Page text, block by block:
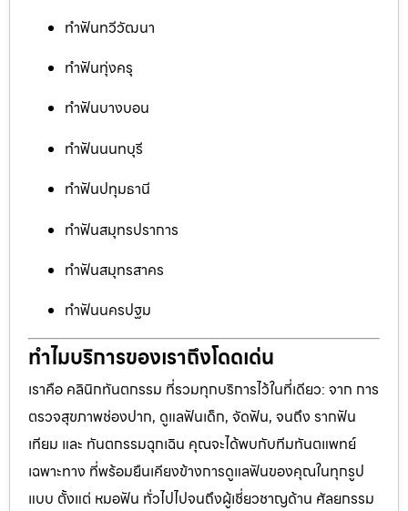
ทำฟันทวีวัฒนา
ทำฟันทุ่งครุ
ทำฟันบางบอน
ทำฟันนนทบุรี
ทำฟันปทุมธานี
ทำฟันสมุทรปราการ
ทำฟันสมุทรสาคร
ทำฟันนครปฐม
ทำไมบริการของเราถึงโดดเด่น
เราคือ คลินิกทันตกรรม ที่รวมทุกบริการไว้ในที่เดียว: จาก การ
ตรวจสุขภาพช่องปาก, ดูแลฟันเด็ก, จัดฟัน, จนถึง รากฟัน
เทียม และ ทันตกรรมฉุกเฉิน คุณจะได้พบกับทีมทันตแพทย์
เฉพาะทาง ที่พร้อมยืนเคียงข้างการดูแลฟันของคุณในทุกรูป
แบบ ตั้งแต่ หมอฟัน ทั่วไปไปจนถึงผู้เชี่ยวชาญด้าน ศัลยกรรม